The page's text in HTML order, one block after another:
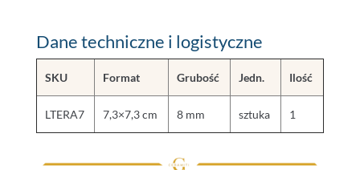
Dane techniczne i logistyczne
SKU Format Grubość Jedn. Ilość
LTERA7 7,3×7,3 cm 8 mm sztuka 1